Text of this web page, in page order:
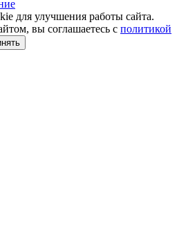
для улучшения работы сайта.
вы соглашаетесь с политикой